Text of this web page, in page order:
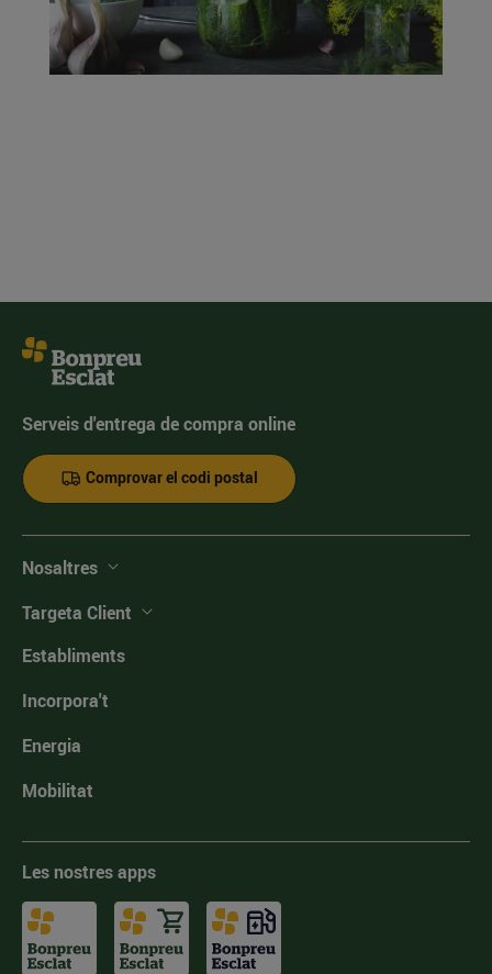
Serveis d'entrega de compra online
Comprovar el codi postal
Nosaltres
Targeta Client
Establiments
Incorpora't
Energia
Mobilitat
Les nostres apps